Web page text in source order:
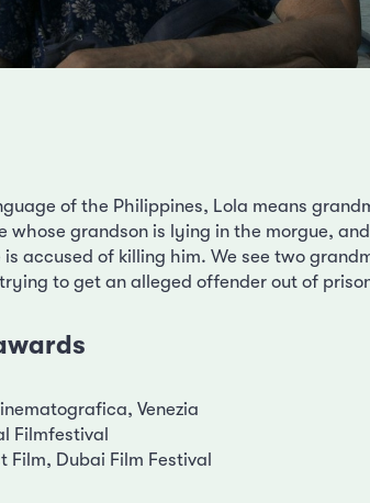
of the Philippines, Lola means
whose grandson is lying in the morgue,
is accused of killing him. We see two
to get an alleged offender out of
Venezia
Filmfestival
Film, Dubai Film Festival